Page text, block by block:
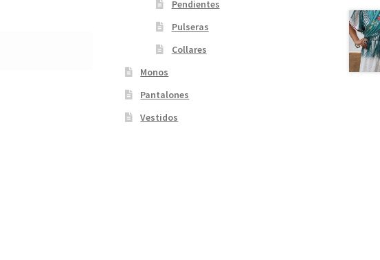
Pendientes
Pulseras
Collares
Monos
Pantalones
Vestidos